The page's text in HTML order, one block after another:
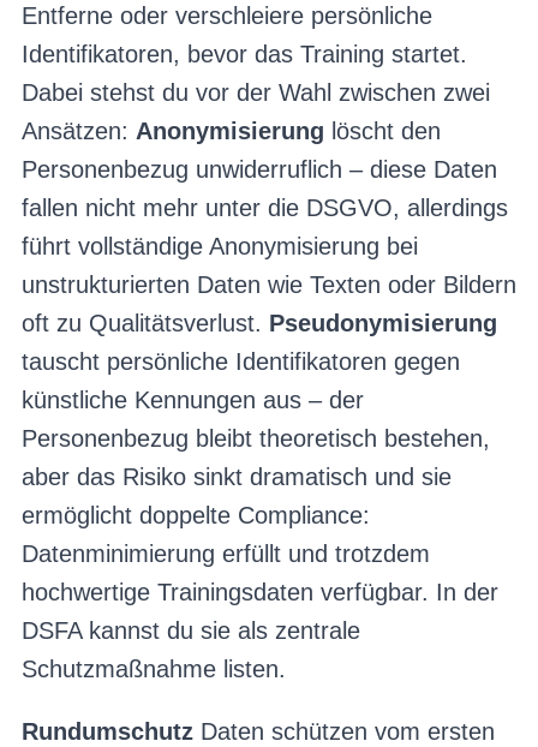
Entferne oder verschleiere persönliche
Identifikatoren, bevor das Training startet.
Dabei stehst du vor der Wahl zwischen zwei
Ansätzen: Anonymisierung löscht den
Personenbezug unwiderruflich – diese Daten
fallen nicht mehr unter die DSGVO, allerdings
führt vollständige Anonymisierung bei
unstrukturierten Daten wie Texten oder Bildern
oft zu Qualitätsverlust. Pseudonymisierung
tauscht persönliche Identifikatoren gegen
künstliche Kennungen aus – der
Personenbezug bleibt theoretisch bestehen,
aber das Risiko sinkt dramatisch und sie
ermöglicht doppelte Compliance:
Datenminimierung erfüllt und trotzdem
hochwertige Trainingsdaten verfügbar. In der
DSFA kannst du sie als zentrale
Schutzmaßnahme listen.
Rundumschutz Daten schützen vom ersten